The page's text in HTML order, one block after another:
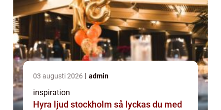
03 augusti 2026 admin
inspiration
Hyra ljud stockholm så lyckas du med